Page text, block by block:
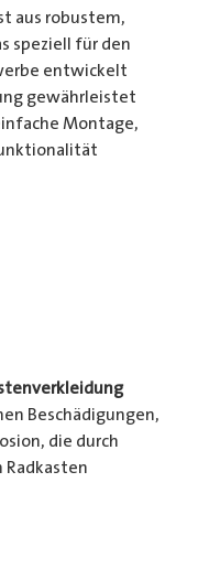
aus robustem,
speziell für den
entwickelt
gewährleistet
Montage,
Beschädigungen,
die durch
Radkasten